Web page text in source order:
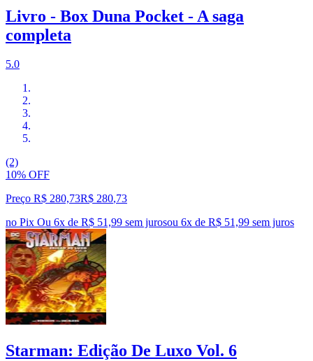
Livro - Box Duna Pocket - A saga
completa
5.0
(2)
10% OFF
Preço R$ 280,73R$ 280,73
no Pix Ou 6x de R$ 51,99 sem jurosou 6x de R$ 51,99 sem juros
Starman: Edição De Luxo Vol. 6